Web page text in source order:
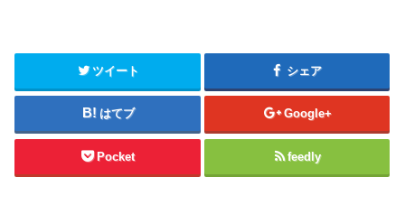
ツイート シェア
はてブ Google+
Pocket feedly